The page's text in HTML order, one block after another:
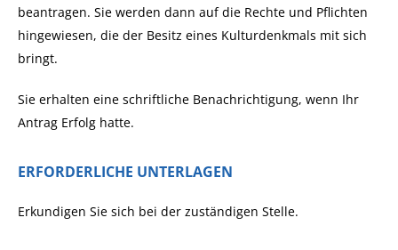
beantragen. Sie werden dann auf die Rechte und Pflichten
hingewiesen, die der Besitz eines Kulturdenkmals mit sich
bringt.
Sie erhalten eine schriftliche Benachrichtigung, wenn Ihr
Antrag Erfolg hatte.
ERFORDERLICHE UNTERLAGEN
Erkundigen Sie sich bei der zuständigen Stelle.